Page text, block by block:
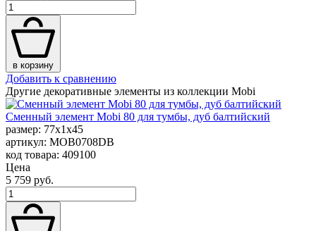
в корзину
Добавить к сравнению
Другие декоративные элементы из коллекции Mobi
Сменный элемент Mobi 80 для тумбы, дуб балтийский
размер: 77x1x45
артикул: MOB0708DB
код товара: 409100
Цена
5 759 руб.